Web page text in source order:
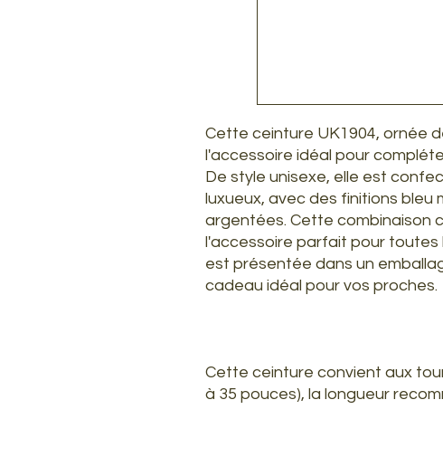
Cette ceinture UK1904, ornée
l'accessoire idéal pour
De style unisexe, elle est
luxueux, avec des finitions bleu
argentées. Cette combinaison
l'accessoire parfait pour toutes
est présentée dans un
cadeau idéal pour vos proches.
Cette ceinture convient aux
à 35 pouces), la longueur